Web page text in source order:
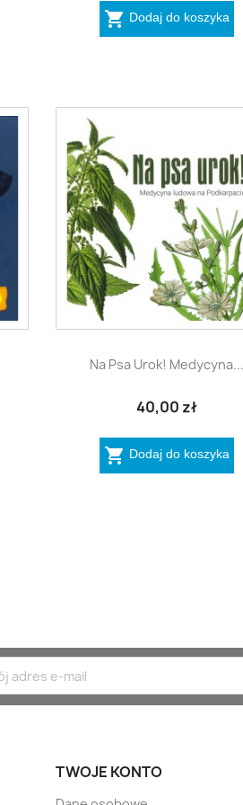
 Dodaj do koszyka
 Szybki podgląd
Na Psa Urok! Medycyna...
40,00 zł
 Dodaj do koszyka
TWOJE KONTO